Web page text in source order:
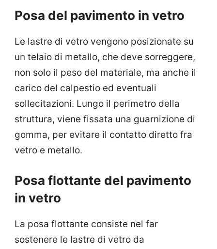
Posa del pavimento in vetro
Le lastre di vetro vengono posizionate su
un telaio di metallo, che deve sorreggere,
non solo il peso del materiale, ma anche il
carico del calpestio ed eventuali
sollecitazioni. Lungo il perimetro della
struttura, viene fissata una guarnizione di
gomma, per evitare il contatto diretto fra
vetro e metallo.
Posa flottante del pavimento
in vetro
La posa flottante consiste nel far
sostenere le lastre di vetro da